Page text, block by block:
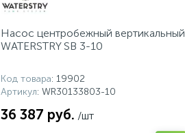
Насос центробежный вертикальный
WATERSTRY SB 3-10
Код товара: 19902
Артикул: WR30133803-10
36 387 руб. /шт